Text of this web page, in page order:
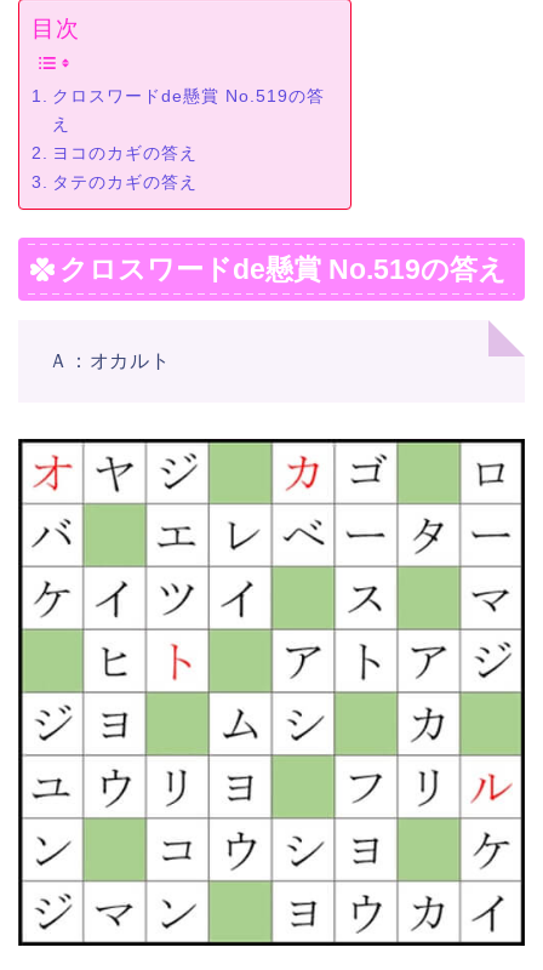
目次
クロスワードde懸賞 No.519の答
え
ヨコのカギの答え
タテのカギの答え
クロスワードde懸賞 No.519の答え
Ａ：オカルト